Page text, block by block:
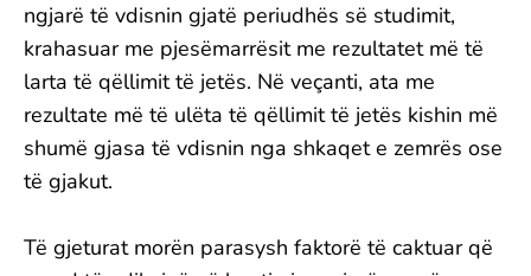
ngjarë të vdisnin gjatë periudhës së studimit,
krahasuar me pjesëmarrësit me rezultatet më të
larta të qëllimit të jetës. Në veçanti, ata me
rezultate më të ulëta të qëllimit të jetës kishin më
shumë gjasa të vdisnin nga shkaqet e zemrës ose
të gjakut.
Të gjeturat morën parasysh faktorë të caktuar që